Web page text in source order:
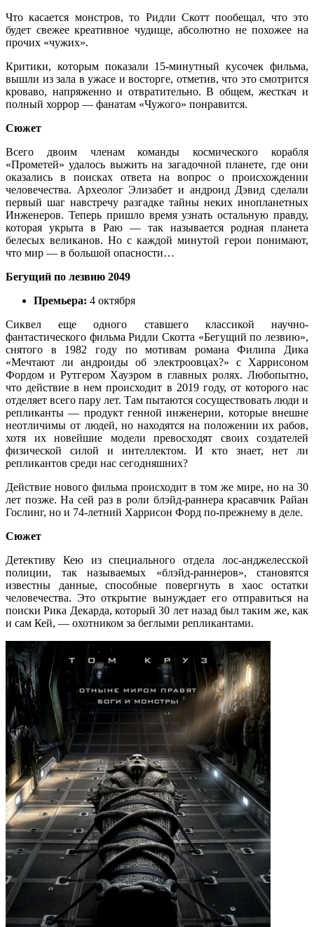
Что касается монстров, то Ридли Скотт пообещал, что это
будет свежее креативное чудище, абсолютно не похожее на
прочих «чужих».
Критики, которым показали 15-минутный кусочек фильма,
вышли из зала в ужасе и восторге, отметив, что это смотрится
кроваво, напряженно и отвратительно. В общем, жесткач и
полный хоррор — фанатам «Чужого» понравится.
Сюжет
Всего двоим членам команды космического корабля
«Прометей» удалось выжить на загадочной планете, где они
оказались в поисках ответа на вопрос о происхождении
человечества. Археолог Элизабет и андроид Дэвид сделали
первый шаг навстречу разгадке тайны неких инопланетных
Инженеров. Теперь пришло время узнать остальную правду,
которая укрыта в Раю — так называется родная планета
белесых великанов. Но с каждой минутой герои понимают,
что мир — в большой опасности…
Бегущий по лезвию 2049
Премьера: 4 октября
Сиквел еще одного ставшего классикой научно-
фантастического фильма Ридли Скотта «Бегущий по лезвию»,
снятого в 1982 году по мотивам романа Филипа Дика
«Мечтают ли андроиды об электроовцах?» с Харрисоном
Фордом и Рутгером Хауэром в главных ролях. Любопытно,
что действие в нем происходит в 2019 году, от которого нас
отделяет всего пару лет. Там пытаются сосуществовать люди и
репликанты — продукт генной инженерии, которые внешне
неотличимы от людей, но находятся на положении их рабов,
хотя их новейшие модели превосходят своих создателей
физической силой и интеллектом. И кто знает, нет ли
репликантов среди нас сегодняшних?
Действие нового фильма происходит в том же мире, но на 30
лет позже. На сей раз в роли блэйд-раннера красавчик Райан
Гослинг, но и 74-летний Харрисон Форд по-прежнему в деле.
Сюжет
Детективу Кею из специального отдела лос-анджелесской
полиции, так называемых «блэйд-раннеров», становятся
известны данные, способные повергнуть в хаос остатки
человечества. Это открытие вынуждает его отправиться на
поиски Рика Декарда, который 30 лет назад был таким же, как
и сам Кей, — охотником за беглыми репликантами.